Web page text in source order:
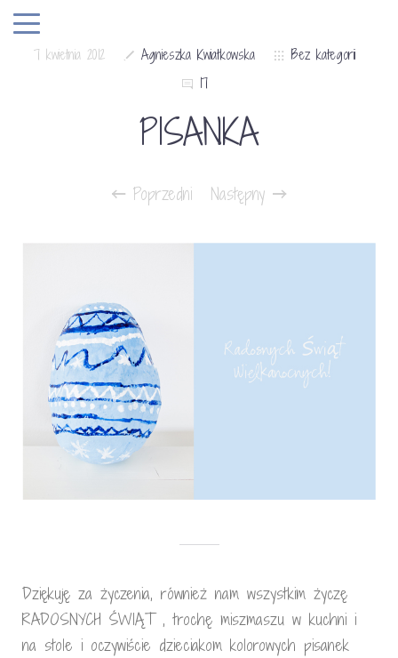
7 kwietnia 2012 Agnieszka Kwiatkowska
Bez kategorii
17
PISANKA
Poprzedni Następny
Dziękuję za życzenia, również nam wszystkim życzę
RADOSNYCH ŚWIĄT , trochę miszmaszu w kuchni i
na stole i oczywiście dzieciakom kolorowych pisanek